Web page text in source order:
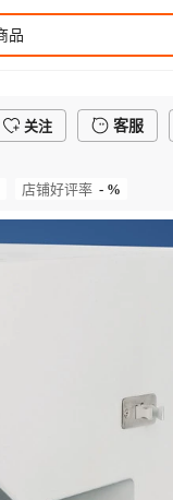
关注 客服
店铺好评率 - %